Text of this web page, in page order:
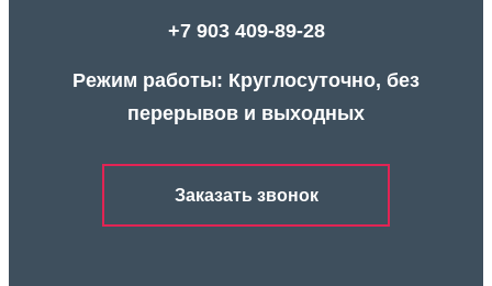
+7 903 409-89-28
Режим работы: Круглосуточно, без
перерывов и выходных
Заказать звонок